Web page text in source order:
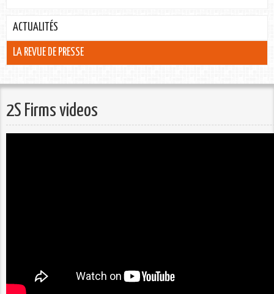
ACTUALITÉS
LA REVUE DE PRESSE
2S Firms videos